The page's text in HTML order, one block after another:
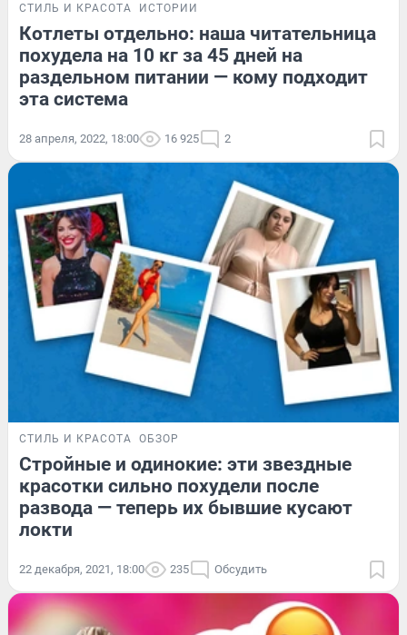
СТИЛЬ И КРАСОТА ИСТОРИИ
Котлеты отдельно: наша читательница
похудела на 10 кг за 45 дней на
раздельном питании — кому подходит
эта система
28 апреля, 2022, 18:00 16 925 2
СТИЛЬ И КРАСОТА ОБЗОР
Стройные и одинокие: эти звездные
красотки сильно похудели после
развода — теперь их бывшие кусают
локти
22 декабря, 2021, 18:00 235 Обсудить